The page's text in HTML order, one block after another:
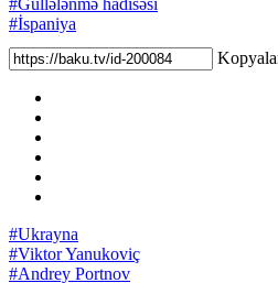
#İspaniya
#Ukrayna
#Viktor Yanukoviç
#Andrey Portnov